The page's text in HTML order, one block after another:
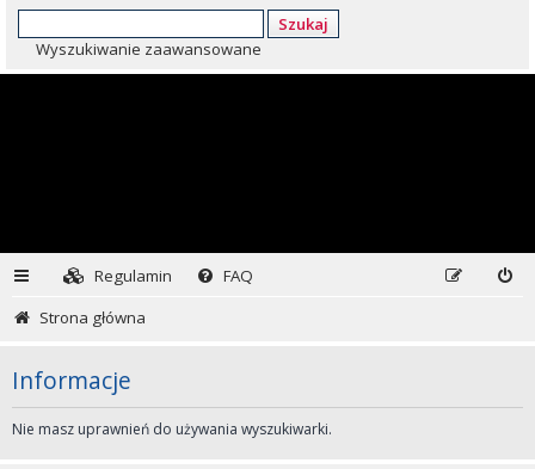
Szukaj
Wyszukiwanie zaawansowane
Regulamin
FAQ
Strona główna
Informacje
Nie masz uprawnień do używania wyszukiwarki.